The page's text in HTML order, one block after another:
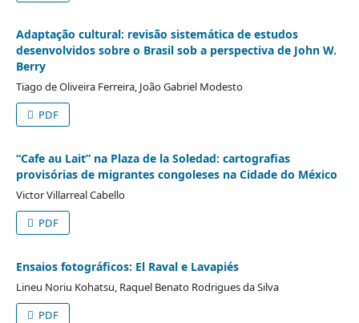
Adaptação cultural: revisão sistemática de estudos
desenvolvidos sobre o Brasil sob a perspectiva de John W.
Berry
Tiago de Oliveira Ferreira, João Gabriel Modesto
PDF
“Cafe au Lait” na Plaza de la Soledad: cartografias
provisórias de migrantes congoleses na Cidade do México
Victor Villarreal Cabello
PDF
Ensaios fotográficos: El Raval e Lavapiés
Lineu Noriu Kohatsu, Raquel Benato Rodrigues da Silva
PDF